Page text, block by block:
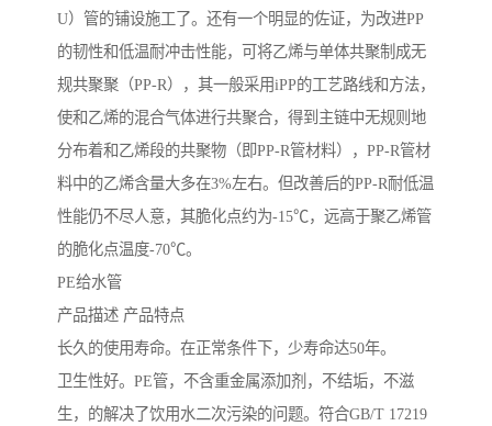
U）管的铺设施工了。还有一个明显的佐证，为改进PP
的韧性和低温耐冲击性能，可将乙烯与单体共聚制成无
规共聚聚（PP-R），其一般采用iPP的工艺路线和方法，
使和乙烯的混合气体进行共聚合，得到主链中无规则地
分布着和乙烯段的共聚物（即PP-R管材料），PP-R管材
料中的乙烯含量大多在3%左右。但改善后的PP-R耐低温
性能仍不尽人意，其脆化点约为-15℃，远高于聚乙烯管
的脆化点温度-70℃。
PE给水管
产品描述 产品特点
长久的使用寿命。在正常条件下，少寿命达50年。
卫生性好。PE管，不含重金属添加剂，不结垢，不滋
生，的解决了饮用水二次污染的问题。符合GB/T 17219